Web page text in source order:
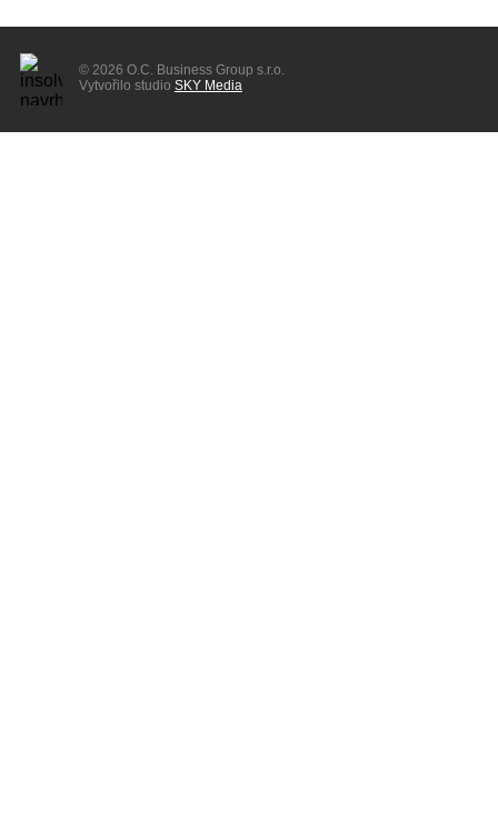
© 2026 O.C. Business Group s.r.o.
Vytvořilo studio SKY Media